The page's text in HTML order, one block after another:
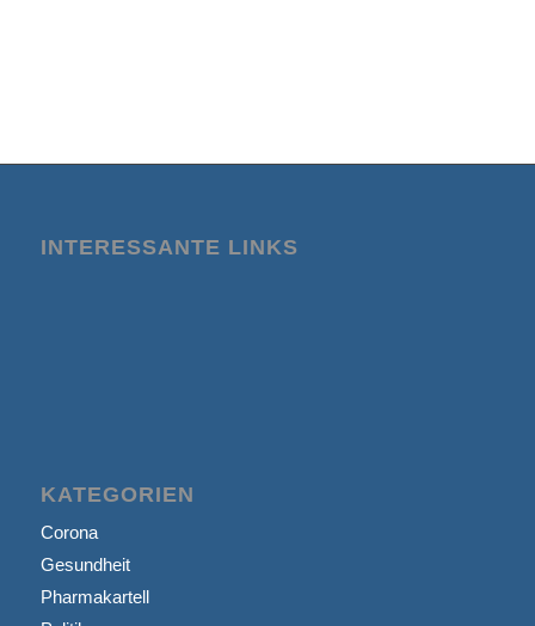
INTERESSANTE LINKS
KATEGORIEN
Corona
Gesundheit
Pharmakartell